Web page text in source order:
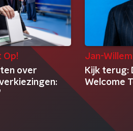
Op!
over
Jan-
Kijk terug:
Welcome